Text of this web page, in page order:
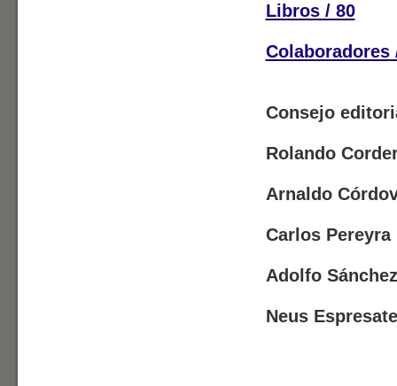
Libros / 80
Colaboradores
Consejo
Rolando
Arnaldo
Carlos Pereyra
Adolfo
Neus